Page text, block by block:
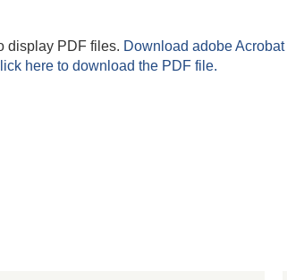
display PDF files. Download adobe Acrobat
here to download the PDF file.